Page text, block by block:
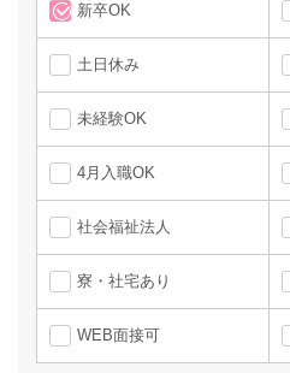
新卒OK
土日休み
未経験OK
4月入職OK
社会福祉法人
寮・社宅あり
WEB面接可